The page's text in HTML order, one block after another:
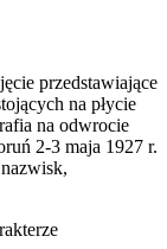
przedstawiające
na płycie
na odwrocie
2-3 maja 1927 r.